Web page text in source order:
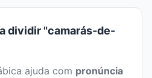
dividir "camarás-de-
ajuda com pronúncia